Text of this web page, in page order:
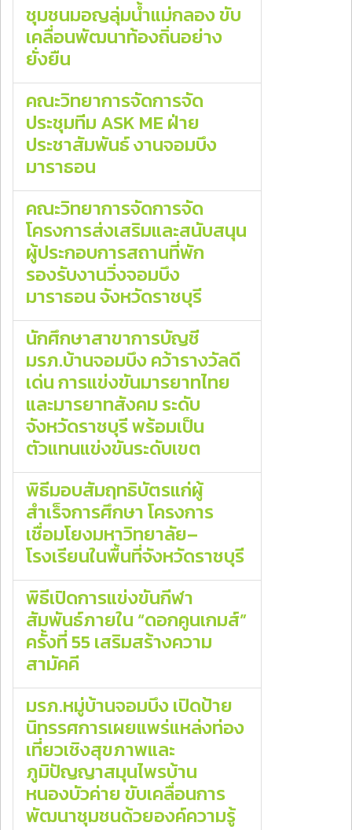
ชุมชนมอญลุ่มน้ำแม่กลอง ขับ
เคลื่อนพัฒนาท้องถิ่นอย่าง
ยั่งยืน
คณะวิทยาการจัดการจัด
ประชุมทีม ASK ME ฝ่าย
ประชาสัมพันธ์ งานจอมบึง
มาราธอน
คณะวิทยาการจัดการจัด
โครงการส่งเสริมและสนับสนุน
ผู้ประกอบการสถานที่พัก
รองรับงานวิ่งจอมบึง
มาราธอน จังหวัดราชบุรี
นักศึกษาสาขาการบัญชี
มรภ.บ้านจอมบึง คว้ารางวัลดี
เด่น การแข่งขันมารยาทไทย
และมารยาทสังคม ระดับ
จังหวัดราชบุรี พร้อมเป็น
ตัวแทนแข่งขันระดับเขต
พิธีมอบสัมฤทธิบัตรแก่ผู้
สำเร็จการศึกษา โครงการ
เชื่อมโยงมหาวิทยาลัย–
โรงเรียนในพื้นที่จังหวัดราชบุรี
พิธีเปิดการแข่งขันกีฬา
สัมพันธ์ภายใน “ดอกคูนเกมส์”
ครั้งที่ 55 เสริมสร้างความ
สามัคคี
มรภ.หมู่บ้านจอมบึง เปิดป้าย
นิทรรศการเผยแพร่แหล่งท่อง
เที่ยวเชิงสุขภาพและ
ภูมิปัญญาสมุนไพรบ้าน
หนองบัวค่าย ขับเคลื่อนการ
พัฒนาชุมชนด้วยองค์ความรู้